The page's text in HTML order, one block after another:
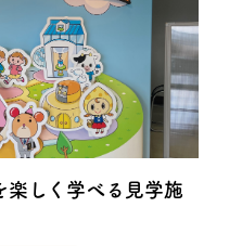
楽しく学べる見学施